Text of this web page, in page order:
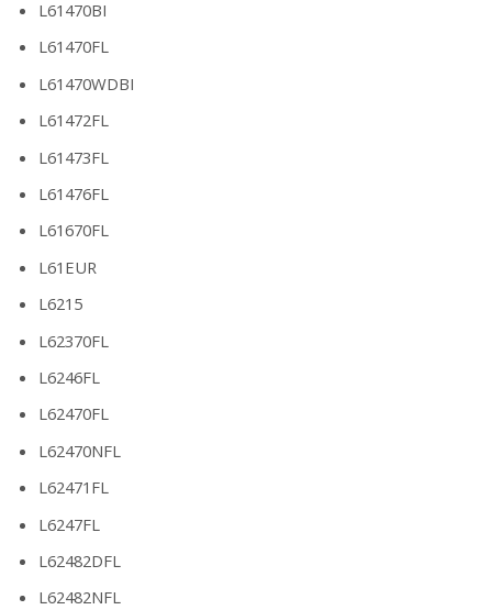
L61470BI
L61470FL
L61470WDBI
L61472FL
L61473FL
L61476FL
L61670FL
L61EUR
L6215
L62370FL
L6246FL
L62470FL
L62470NFL
L62471FL
L6247FL
L62482DFL
L62482NFL